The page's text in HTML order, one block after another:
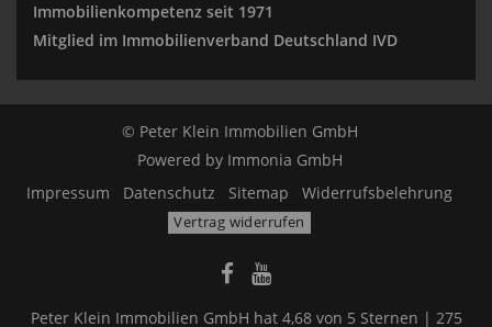
Immobilienkompetenz seit 1971
Mitglied im Immobilienverband Deutschland IVD
© Peter Klein Immobilien GmbH
Powered by Immonia GmbH
Impressum
Datenschutz Sitemap Widerrufsbelehrung
Vertrag widerrufen
Peter Klein Immobilien GmbH hat 4,68von 5 Sternen | 275